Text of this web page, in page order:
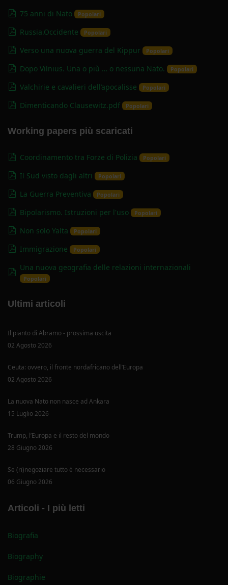
pdf
75 anni di Nato Popolari
pdf
Russia.Occidente Popolari
pdf
Verso una nuova guerra del Kippur Popolari
pdf
Dopo Vilnius. Una o più … o nessuna Nato. Popolari
pdf
Valchirie e cavalieri dell’apocalisse Popolari
pdf
Dimenticando Clausewitz.pdf Popolari
Working papers più scaricati
pdf
Coordinamento tra Forze di Polizia Popolari
pdf
Il Sud visto dagli altri Popolari
pdf
La Guerra Preventiva Popolari
pdf
Bipolarismo. Istruzioni per l'uso Popolari
pdf
Non solo Yalta Popolari
pdf
Immigrazione Popolari
pdf
Una nuova geografia delle relazioni internazionali
Popolari
Ultimi articoli
Il pianto di Abramo - prossima uscita
02 Agosto 2026
Ceuta: ovvero, il fronte nordafricano dell’Europa
02 Agosto 2026
La nuova Nato non nasce ad Ankara
15 Luglio 2026
Trump, l’Europa e il resto del mondo
28 Giugno 2026
Se (ri)negoziare tutto è necessario
06 Giugno 2026
Articoli - I più letti
Biografia
Biography
Biographie